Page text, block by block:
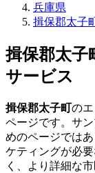
兵庫県
揖保郡太子
揖保郡太
サービス
揖保郡太子町の
ページです。サ
めのページでは
ケティングが必
く、より詳細な